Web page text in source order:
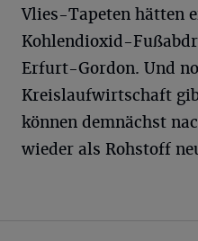
Vlies-Tapeten hätten
Kohlendioxid-
Erfurt-Gordon. Und
Kreislaufwirtschaft
können demnächst
wieder als Rohstoff